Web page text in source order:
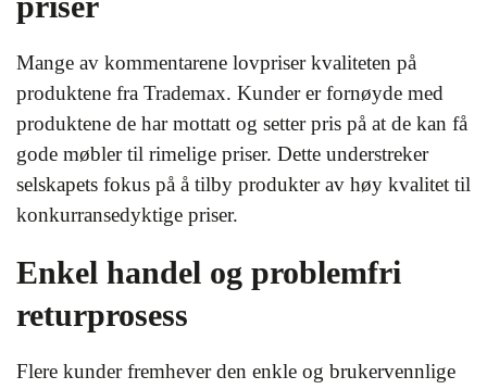
Mange av kommentarene lovpriser kvaliteten på
produktene fra Trademax. Kunder er fornøyde med
produktene de har mottatt og setter pris på at de kan få
gode møbler til rimelige priser. Dette understreker
selskapets fokus på å tilby produkter av høy kvalitet til
konkurransedyktige priser.
Enkel handel og problemfri
returprosess
Flere kunder fremhever den enkle og brukervennlige